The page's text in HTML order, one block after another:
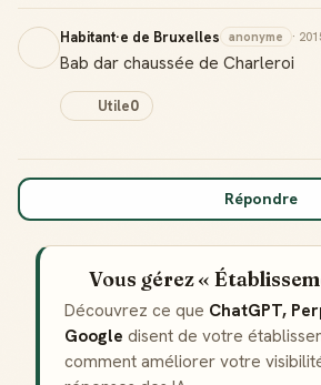
Habitant·e de Bruxelles anonyme ·
Bab dar chaussée de Charleroi
Utile0
Répondre
Vous gérez «
Découvrez ce que ChatGPT,
Google disent de votre
comment améliorer votre